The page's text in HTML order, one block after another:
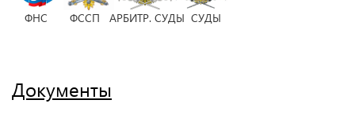
ФНС ФССП АРБИТР. СУДЫ СУДЫ
Документы